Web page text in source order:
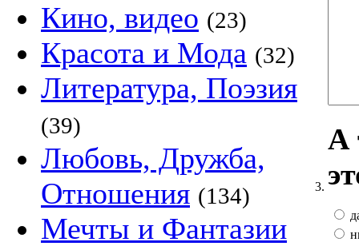
Кино, видео (23)
Красота и Мода (32)
Литература, Поэзия
(39)
Любовь, Дружба,
Отношения (134)
Мечты и Фантазии
3.
А